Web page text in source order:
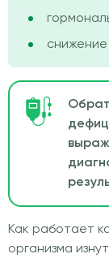
Как работает
организма